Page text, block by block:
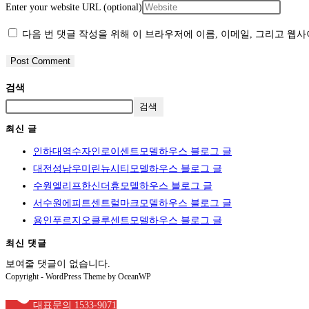
Enter your website URL (optional)
다음 번 댓글 작성을 위해 이 브라우저에 이름, 이메일, 그리고 웹사
검색
검색
최신 글
인하대역수자인로이센트모델하우스 블로그 글
대전성남우미린뉴시티모델하우스 블로그 글
수원엘리프한신더휴모델하우스 블로그 글
서수원에피트센트럴마크모델하우스 블로그 글
용인푸르지오클루센트모델하우스 블로그 글
최신 댓글
보여줄 댓글이 없습니다.
Copyright - WordPress Theme by OceanWP
대표문의 1533-9071